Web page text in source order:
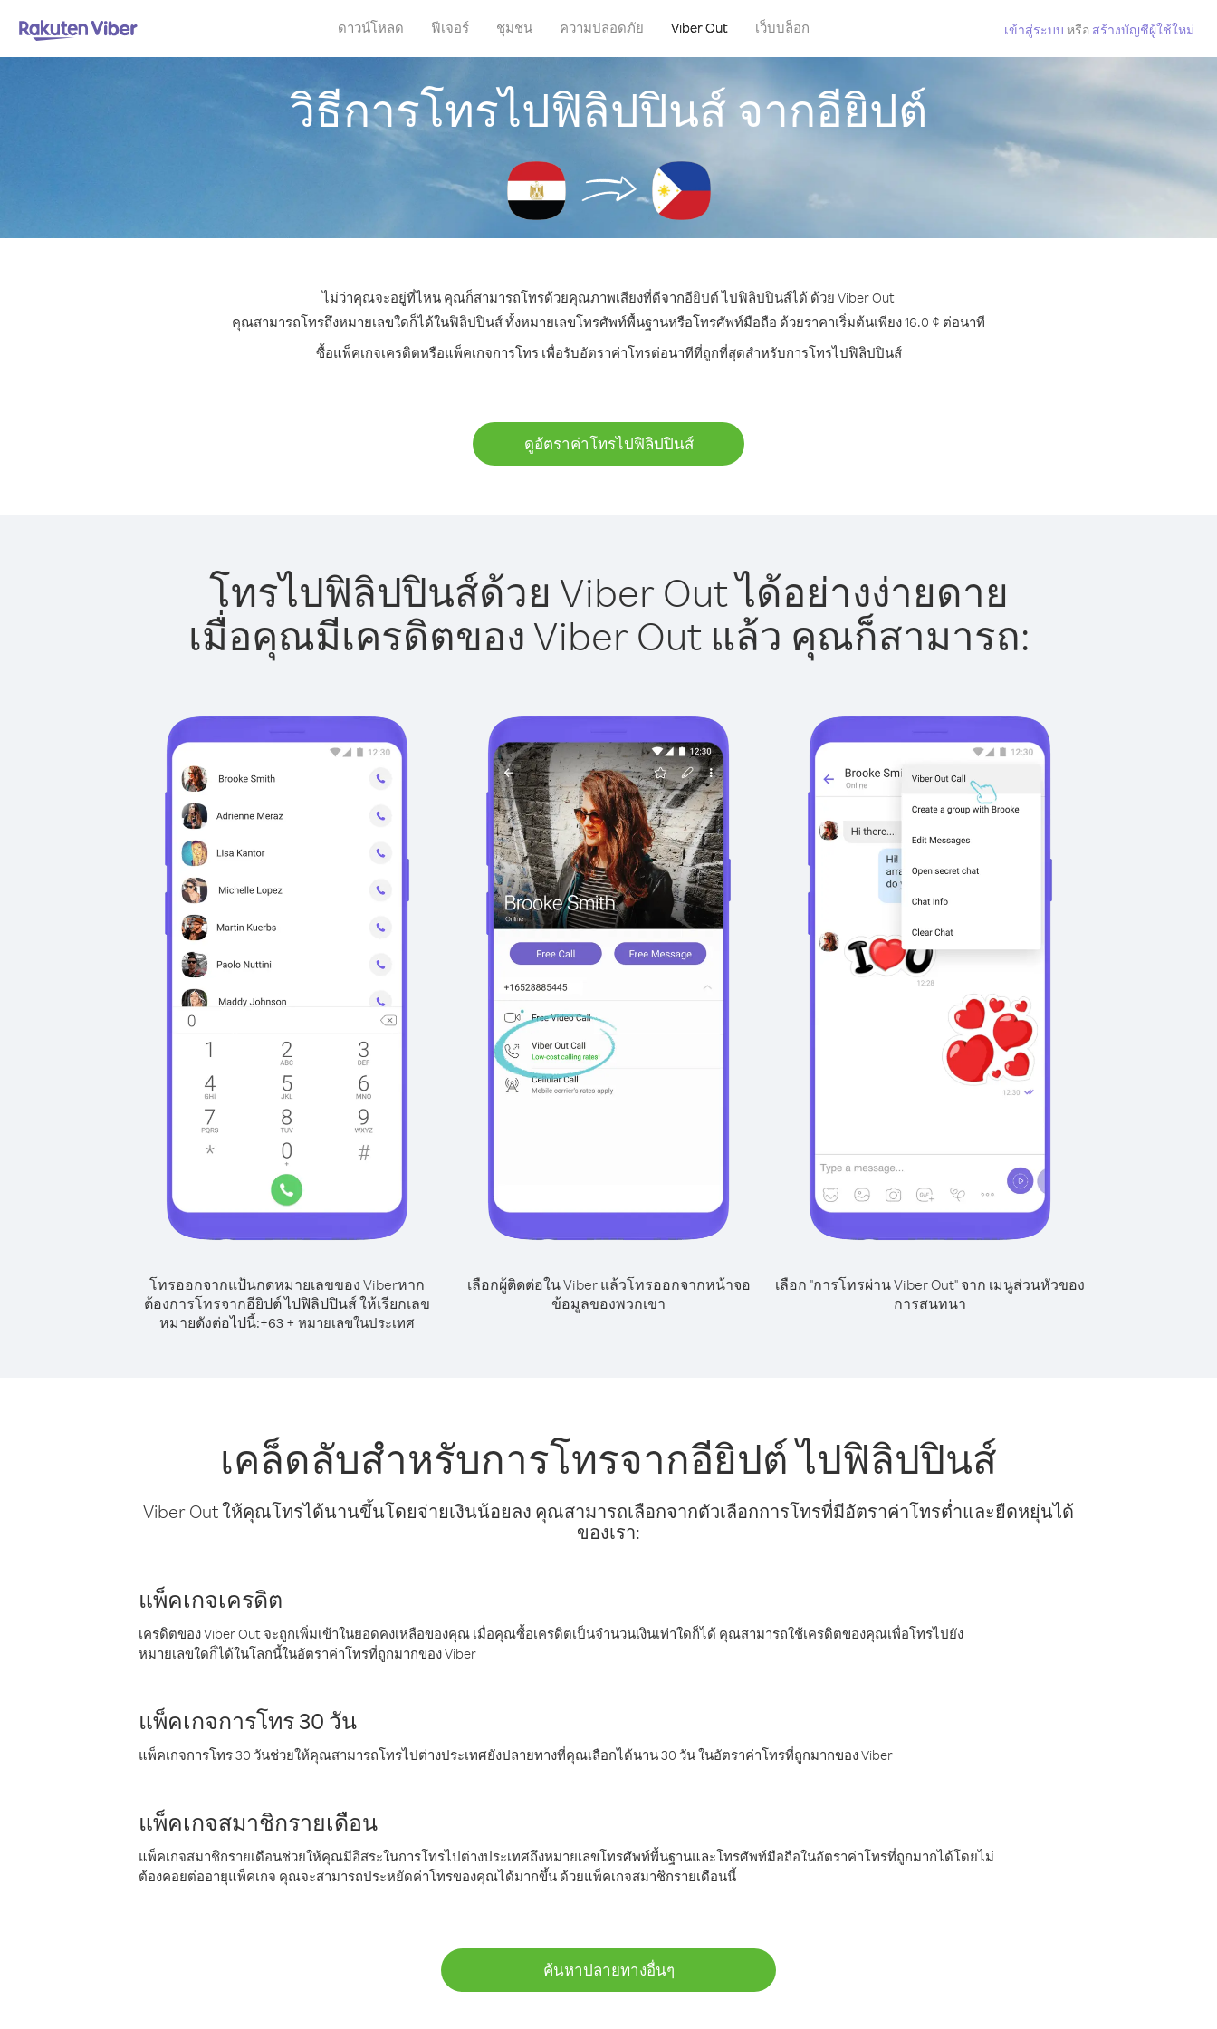
ดาวน์โหลด ฟีเจอร์ ชุมชน ความปลอดภัย Viber Out เว็บบล็อก เข้าสู่ระบบ หรือ สร้างบัญชีผู้ใช้ใหม่
วิธีการโทรไปฟิลิปปินส์ จากอียิปต์
ไม่ว่าคุณจะอยู่ที่ไหน คุณก็สามารถโทรด้วยคุณภาพเสียงที่ดีจากอียิปต์ ไปฟิลิปปินส์ได้ ด้วย Viber Out
คุณสามารถโทรถึงหมายเลขใดก็ได้ในฟิลิปปินส์ ทั้งหมายเลขโทรศัพท์พื้นฐานหรือโทรศัพท์มือถือ ด้วยราคาเริ่มต้นเพียง 16.0 ¢ ต่อนาที
ซื้อแพ็คเกจเครดิตหรือแพ็คเกจการโทร เพื่อรับอัตราค่าโทรต่อนาทีที่ถูกที่สุดสำหรับการโทรไปฟิลิปปินส์
ดูอัตราค่าโทรไปฟิลิปปินส์
โทรไปฟิลิปปินส์ด้วย Viber Out ได้อย่างง่ายดาย
เมื่อคุณมีเครดิตของ Viber Out แล้ว คุณก็สามารถ:
โทรออกจากแป้นกดหมายเลขของ Viberหาก
ต้องการโทรจากอียิปต์ ไปฟิลิปปินส์ ให้เรียกเลข
หมายดังต่อไปนี้:+63 + หมายเลขในประเทศ
เลือกผู้ติดต่อใน Viber แล้วโทรออกจากหน้าจอ
ข้อมูลของพวกเขา
เลือก "การโทรผ่าน Viber Out" จาก เมนูส่วนหัวของ
การสนทนา
เคล็ดลับสำหรับการโทรจากอียิปต์ ไปฟิลิปปินส์
Viber Out ให้คุณโทรได้นานขึ้นโดยจ่ายเงินน้อยลง คุณสามารถเลือกจากตัวเลือกการโทรที่มีอัตราค่าโทรต่ำและยืดหยุ่นได้
ของเรา:
แพ็คเกจเครดิต
เครดิตของ Viber Out จะถูกเพิ่มเข้าในยอดคงเหลือของคุณ เมื่อคุณซื้อเครดิตเป็นจำนวนเงินเท่าใดก็ได้ คุณสามารถใช้เครดิตของคุณเพื่อโทรไปยัง
หมายเลขใดก็ได้ในโลกนี้ในอัตราค่าโทรที่ถูกมากของ Viber
แพ็คเกจการโทร 30 วัน
แพ็คเกจการโทร 30 วันช่วยให้คุณสามารถโทรไปต่างประเทศยังปลายทางที่คุณเลือกได้นาน 30 วัน ในอัตราค่าโทรที่ถูกมากของ Viber
แพ็คเกจสมาชิกรายเดือน
แพ็คเกจสมาชิกรายเดือนช่วยให้คุณมีอิสระในการโทรไปต่างประเทศถึงหมายเลขโทรศัพท์พื้นฐานและโทรศัพท์มือถือในอัตราค่าโทรที่ถูกมากได้โดยไม่
ต้องคอยต่ออายุแพ็คเกจ คุณจะสามารถประหยัดค่าโทรของคุณได้มากขึ้น ด้วยแพ็คเกจสมาชิกรายเดือนนี้
ค้นหาปลายทางอื่นๆ